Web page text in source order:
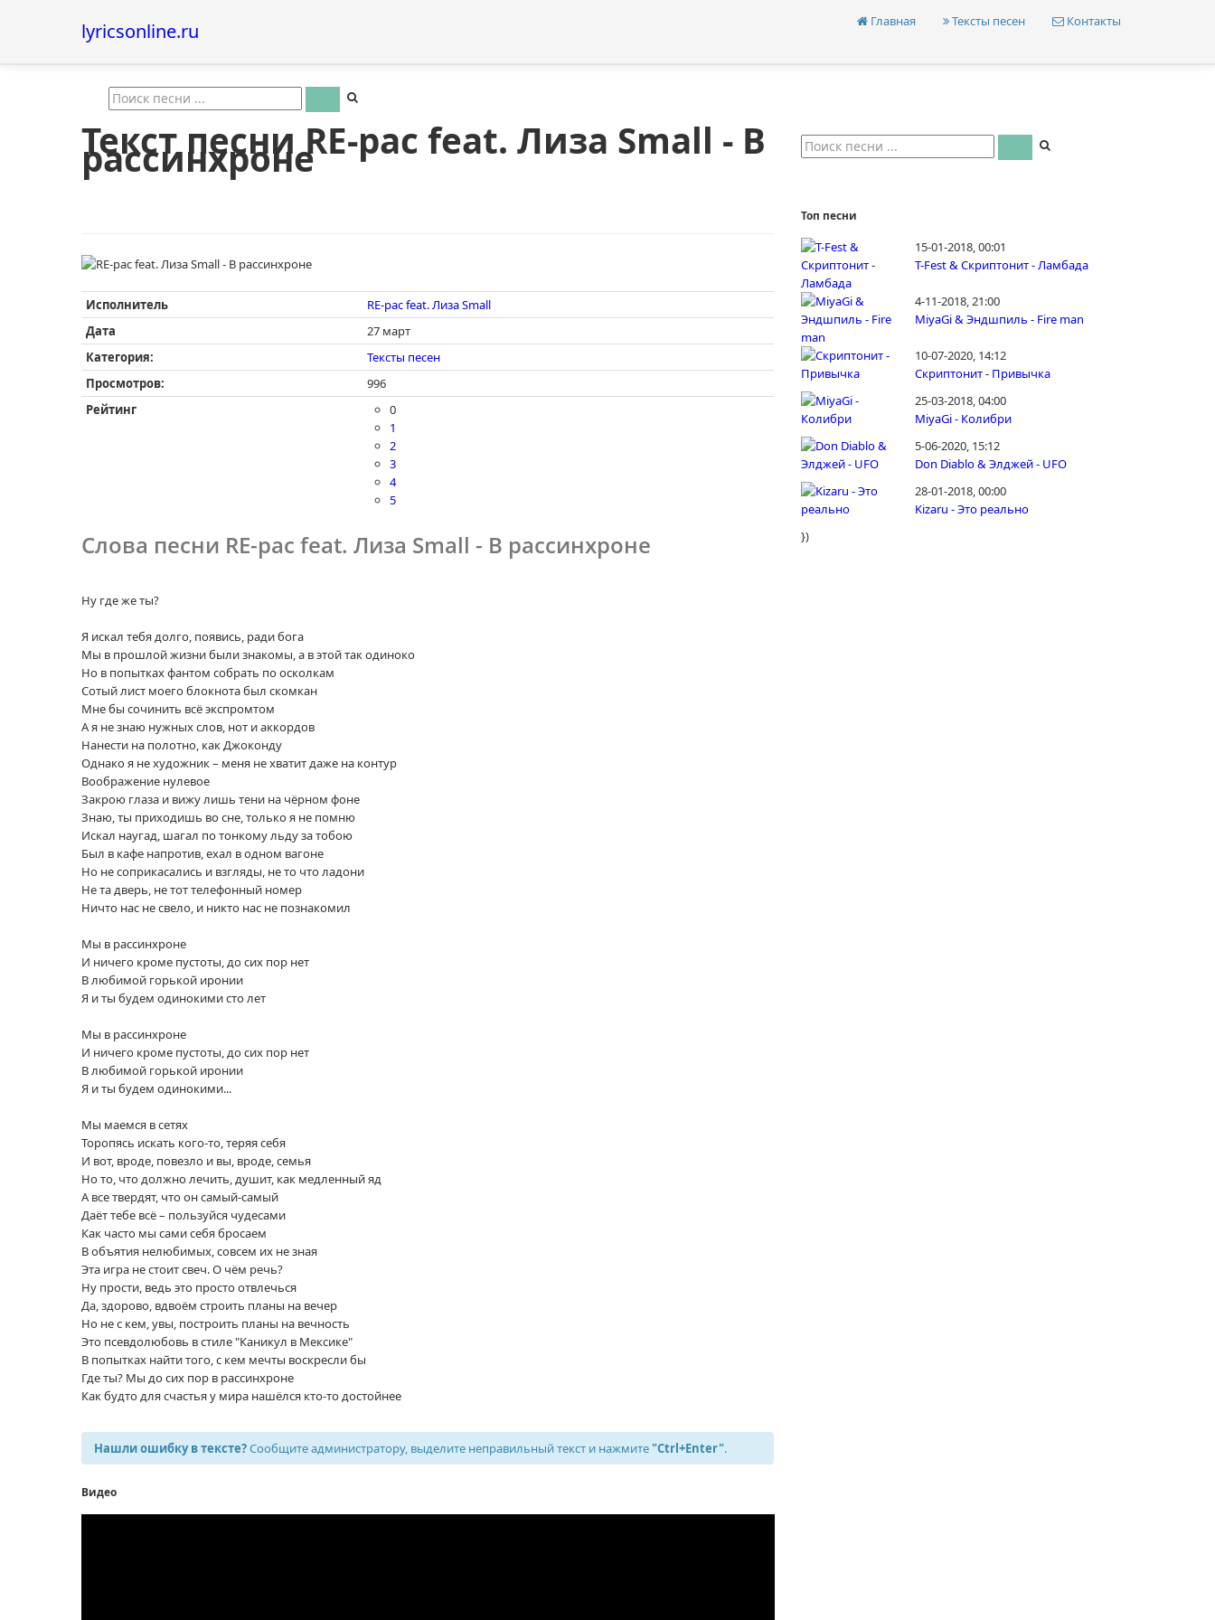
lyricsonline.ru Главная Тексты песен Контакты
Текст песни RE-pac feat. Лиза Small - В
рассинхроне
Исполнитель
RE-pac feat. Лиза Small
Дата
27 март
Категория:
Тексты песен
Просмотров:
996
Рейтинг
0
1
2
3
4
5
Слова песни RE-pac feat. Лиза Small - В рассинхроне
Ну где же ты?
Я искал тебя долго, появись, ради бога
Мы в прошлой жизни были знакомы, а в этой так одиноко
Но в попытках фантом собрать по осколкам
Сотый лист моего блокнота был скомкан
Мне бы сочинить всё экспромтом
А я не знаю нужных слов, нот и аккордов
Нанести на полотно, как Джоконду
Однако я не художник – меня не хватит даже на контур
Воображение нулевое
Закрою глаза и вижу лишь тени на чёрном фоне
Знаю, ты приходишь во сне, только я не помню
Искал наугад, шагал по тонкому льду за тобою
Был в кафе напротив, ехал в одном вагоне
Но не соприкасались и взгляды, не то что ладони
Не та дверь, не тот телефонный номер
Ничто нас не свело, и никто нас не познакомил
Мы в рассинхроне
И ничего кроме пустоты, до сих пор нет
В любимой горькой иронии
Я и ты будем одинокими сто лет
Мы в рассинхроне
И ничего кроме пустоты, до сих пор нет
В любимой горькой иронии
Я и ты будем одинокими...
Мы маемся в сетях
Торопясь искать кого-то, теряя себя
И вот, вроде, повезло и вы, вроде, семья
Но то, что должно лечить, душит, как медленный яд
А все твердят, что он самый-самый
Даёт тебе всё – пользуйся чудесами
Как часто мы сами себя бросаем
В объятия нелюбимых, совсем их не зная
Эта игра не стоит свеч. О чём речь?
Ну прости, ведь это просто отвлечься
Да, здорово, вдвоём строить планы на вечер
Но не с кем, увы, построить планы на вечность
Это псевдолюбовь в стиле "Каникул в Мексике"
В попытках найти того, с кем мечты воскресли бы
Где ты? Мы до сих пор в рассинхроне
Как будто для счастья у мира нашёлся кто-то достойнее
Нашли ошибку в тексте?Сообщите администратору, выделите неправильный текст и нажмите "Ctrl+Enter".
Видео
Топ песни
15-01-2018, 00:01
T-Fest & Скриптонит - Ламбада
4-11-2018, 21:00
MiyaGi & Эндшпиль - Fire man
10-07-2020, 14:12
Скриптонит - Привычка
25-03-2018, 04:00
MiyaGi - Колибри
5-06-2020, 15:12
Don Diablo & Элджей - UFO
28-01-2018, 00:00
Kizaru - Это реально
})